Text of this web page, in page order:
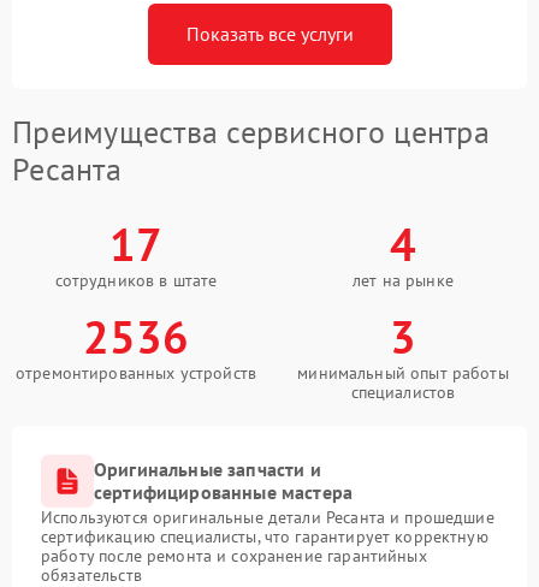
Показать все услуги
Преимущества сервисного центра
Ресанта
17
сотрудников в штате
4
лет на рынке
2536
отремонтированных устройств
3
минимальный опыт работы
специалистов
Оригинальные запчасти и
сертифицированные мастера
Используются оригинальные детали Ресанта и прошедшие
сертификацию специалисты, что гарантирует корректную
работу после ремонта и сохранение гарантийных
обязательств